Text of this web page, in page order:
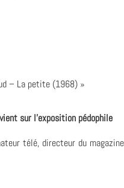
– La petite (1968) »
sur l’exposition pédophile
télé, directeur du magazine